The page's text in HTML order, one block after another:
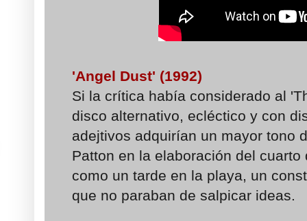
'Angel Dust' (1992)
Si la crítica había considerado al
disco alternativo, ecléctico y con
adejtivos adquirían un mayor tono
Patton en la elaboración del
como un tarde en la playa, un
que no paraban de salpicar ideas.